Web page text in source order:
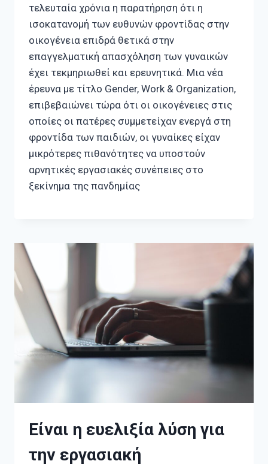
τελευταία χρόνια η παρατήρηση ότι η
ισοκατανομή των ευθυνών φροντίδας στην
οικογένεια επιδρά θετικά στην
επαγγελματική απασχόληση των γυναικών
έχει τεκμηριωθεί και ερευνητικά. Μια νέα
έρευνα με τίτλο Gender, Work & Organization,
επιβεβαιώνει τώρα ότι οι οικογένειες στις
οποίες οι πατέρες συμμετείχαν ενεργά στη
φροντίδα των παιδιών, οι γυναίκες είχαν
μικρότερες πιθανότητες να υποστούν
αρνητικές εργασιακές συνέπειες στο
ξεκίνημα της πανδημίας
Είναι η ευελιξία λύση για
την εργασιακή